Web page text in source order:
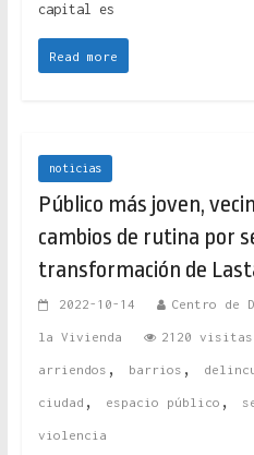
capital es
Read more
noticias
Público más joven,
cambios de rutina por
transformación de
2022-10-14 Centro de
la Vivienda 2120 visitas
arriendos , barrios ,
ciudad , espacio público ,
violencia